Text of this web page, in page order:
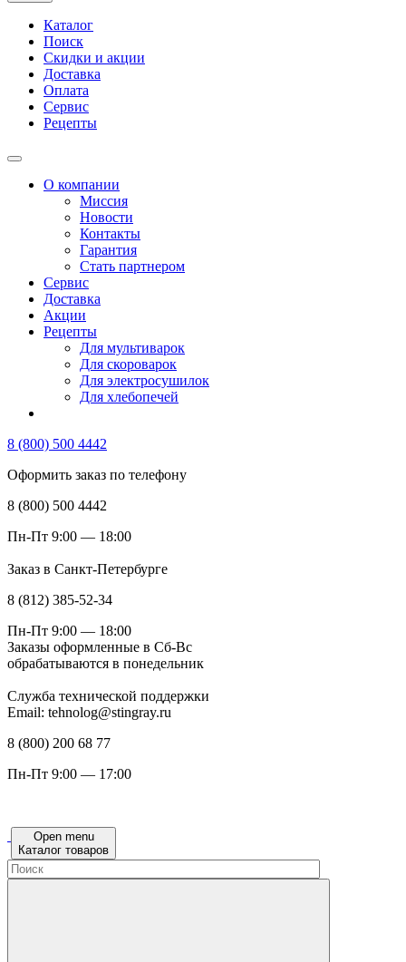
Каталог
Поиск
Скидки и акции
Доставка
Оплата
Сервис
Рецепты
О компании
Миссия
Новости
Контакты
Гарантия
Стать партнером
Сервис
Доставка
Акции
Рецепты
Для мультиварок
Для скороварок
Для электросушилок
Для хлебопечей
8 (800) 500 4442
Оформить заказ по телефону
8 (800) 500 4442
Пн-Пт 9:00 — 18:00
Заказ в Санкт-Петербурге
8 (812) 385-52-34
Пн-Пт 9:00 — 18:00
Заказы оформленные в Сб-Вс
обрабатываются в понедельник
Служба технической поддержки
Email: tehnolog@stingray.ru
8 (800) 200 68 77
Пн-Пт 9:00 — 17:00
Open menu
Каталог товаров